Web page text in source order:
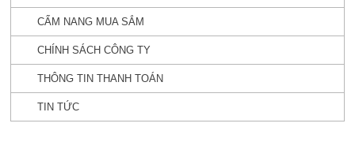
CẨM NANG MUA SẮM
CHÍNH SÁCH CÔNG TY
THÔNG TIN THANH TOÁN
TIN TỨC